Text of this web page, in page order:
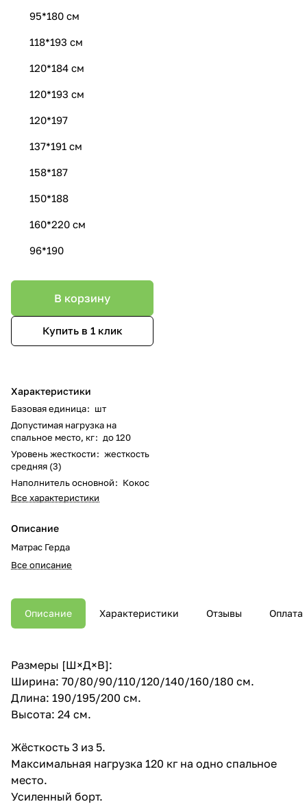
95*180 см
118*193 см
120*184 см
120*193 см
120*197
137*191 см
158*187
150*188
160*220 см
96*190
В корзину
Купить в 1 клик
Характеристики
Базовая единица: шт
Допустимая нагрузка на
спальное место, кг: до 120
Уровень жесткости: жесткость
средняя (3)
Наполнитель основной: Кокос
Все характеристики
Описание
Матрас Герда
Все описание
Описание Характеристики Отзывы Оплата
Размеры [Ш×Д×В]:
Ширина: 70/80/90/110/120/140/160/180 см.
Длина: 190/195/200 см.
Высота: 24 см.
Жёсткость 3 из 5.
Максимальная нагрузка 120 кг на одно спальное
место.
Усиленный борт.